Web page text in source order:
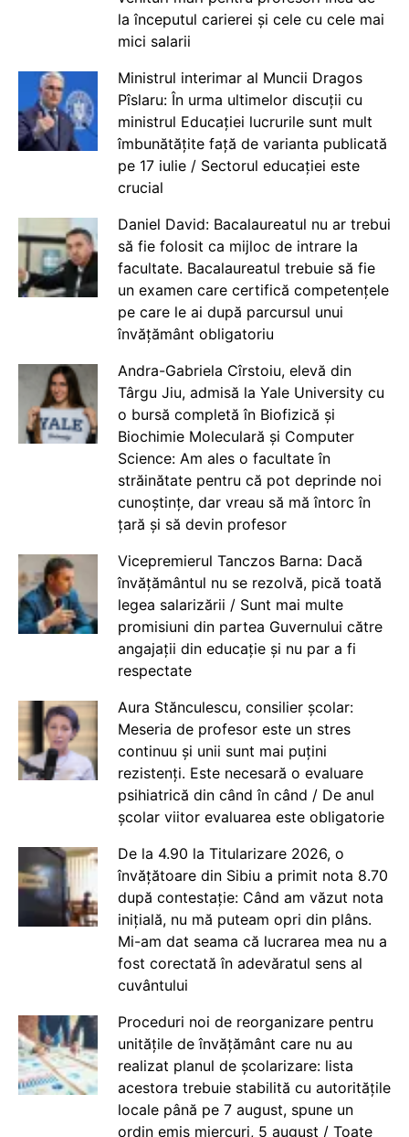
la începutul carierei și cele cu cele mai
mici salarii
Ministrul interimar al Muncii Dragos
Pîslaru: În urma ultimelor discuții cu
ministrul Educației lucrurile sunt mult
îmbunătățite față de varianta publicată
pe 17 iulie / Sectorul educației este
crucial
Daniel David: Bacalaureatul nu ar trebui
să fie folosit ca mijloc de intrare la
facultate. Bacalaureatul trebuie să fie
un examen care certifică competențele
pe care le ai după parcursul unui
învățământ obligatoriu
Andra-Gabriela Cîrstoiu, elevă din
Târgu Jiu, admisă la Yale University cu
o bursă completă în Biofizică și
Biochimie Moleculară și Computer
Science: Am ales o facultate în
străinătate pentru că pot deprinde noi
cunoștințe, dar vreau să mă întorc în
țară și să devin profesor
Vicepremierul Tanczos Barna: Dacă
învățământul nu se rezolvă, pică toată
legea salarizării / Sunt mai multe
promisiuni din partea Guvernului către
angajații din educație și nu par a fi
respectate
Aura Stănculescu, consilier școlar:
Meseria de profesor este un stres
continuu și unii sunt mai puțini
rezistenți. Este necesară o evaluare
psihiatrică din când în când / De anul
școlar viitor evaluarea este obligatorie
De la 4.90 la Titularizare 2026, o
învățătoare din Sibiu a primit nota 8.70
după contestație: Când am văzut nota
inițială, nu mă puteam opri din plâns.
Mi-am dat seama că lucrarea mea nu a
fost corectată în adevăratul sens al
cuvântului
Proceduri noi de reorganizare pentru
unitățile de învățământ care nu au
realizat planul de școlarizare: lista
acestora trebuie stabilită cu autoritățile
locale până pe 7 august, spune un
ordin emis miercuri, 5 august / Toate